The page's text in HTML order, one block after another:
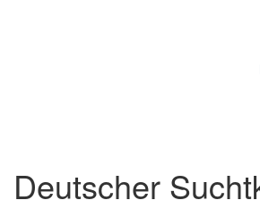
Deutscher